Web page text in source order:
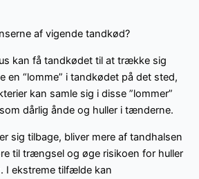
af vigende tandkød?
kan få tandkødet til at trække sig
en “lomme” i tandkødet på det sted,
kan samle sig i disse ”lommer”
dårlig ånde og huller i tænderne.
sig tilbage, bliver mere af tandhalsen
til trængsel og øge risikoen for huller
I ekstreme tilfælde kan